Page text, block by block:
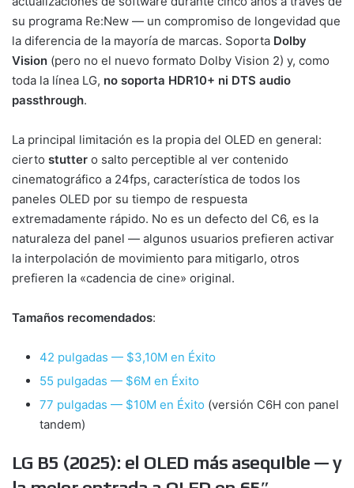
su programa Re:New — un compromiso de longevidad que
la diferencia de la mayoría de marcas. Soporta Dolby
Vision (pero no el nuevo formato Dolby Vision 2) y, como
toda la línea LG, no soporta HDR10+ ni DTS audio
passthrough.
La principal limitación es la propia del OLED en general:
cierto stutter o salto perceptible al ver contenido
cinematográfico a 24fps, característica de todos los
paneles OLED por su tiempo de respuesta
extremadamente rápido. No es un defecto del C6, es la
naturaleza del panel — algunos usuarios prefieren activar
la interpolación de movimiento para mitigarlo, otros
prefieren la «cadencia de cine» original.
Tamaños recomendados:
42 pulgadas — $3,10M en Éxito
55 pulgadas — $6M en Éxito
77 pulgadas — $10M en Éxito (versión C6H con panel
tandem)
LG B5 (2025): el OLED más asequible — y